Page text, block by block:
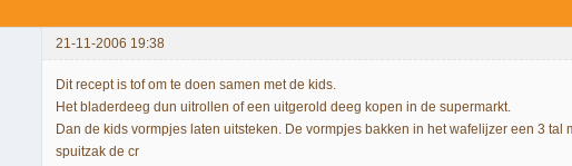
21-11-2006 19:38
Dit recept is tof om te doen samen met de kids.
Het bladerdeeg dun uitrollen of een uitgerold deeg kopen in de supermarkt.
Dan de kids vormpjes laten uitsteken. De vormpjes bakken in het wafelijzer een 3
spuitzak de cr